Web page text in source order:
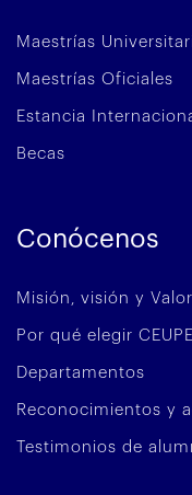
Maestrías
Maestrías Oficiales
Estancia
Becas
Conócenos
Misión, visión y
Por qué elegir CEUPE
Departamentos
Reconocimientos y
Testimonios de